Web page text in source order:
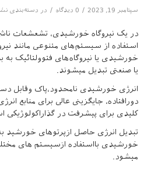
سپتامبر 19, 2023 / 0 دیدگاه / در دسته‌بندی
در یک نیروگاه خورشیدی، تشعشعات
استفاده از سیستم‌های متنوعی مانند
خورشیدی یا نیروگاه‌های فتوولتائیک
یا صنعتی تبدیل میشوند.
انرژی خورشیدی نامحدود،پاک وقابل
دورافتاده، جایگزینی عالی برای منابع
کلیدی برای پیشرفت در گذاراکولوژیکی
تبدیل انرژی حاصل ازپرتوهای خورشید
خورشیدی بااستفاده ازسیستم های
میشود.